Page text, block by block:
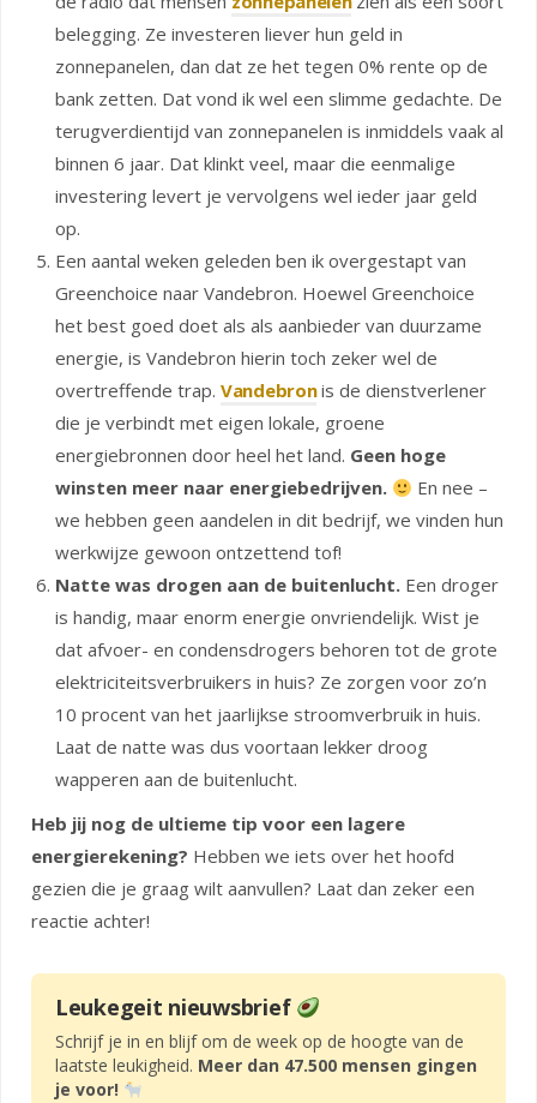
belegging. Ze investeren liever hun geld in
zonnepanelen, dan dat ze het tegen 0% rente op de
bank zetten. Dat vond ik wel een slimme gedachte. De
terugverdientijd van zonnepanelen is inmiddels vaak al
binnen 6 jaar. Dat klinkt veel, maar die eenmalige
investering levert je vervolgens wel ieder jaar geld
op.
Een aantal weken geleden ben ik overgestapt van
Greenchoice naar Vandebron. Hoewel Greenchoice
het best goed doet als als aanbieder van duurzame
energie, is Vandebron hierin toch zeker wel de
overtreffende trap. Vandebronis de dienstverlener
die je verbindt met eigen lokale, groene
energiebronnen door heel het land. Geen hoge
winsten meer naar energiebedrijven.
En nee –
we hebben geen aandelen in dit bedrijf, we vinden hun
werkwijze gewoon ontzettend tof!
Natte was drogen aan de buitenlucht. Een droger
is handig, maar enorm energie onvriendelijk. Wist je
dat afvoer- en condensdrogers behoren tot de grote
elektriciteitsverbruikers in huis? Ze zorgen voor zo’n
10 procent van het jaarlijkse stroomverbruik in huis.
Laat de natte was dus voortaan lekker droog
wapperen aan de buitenlucht.
Heb jij nog de ultieme tip voor een lagere
energierekening? Hebben we iets over het hoofd
gezien die je graag wilt aanvullen? Laat dan zeker een
reactie achter!
Leukegeit nieuwsbrief
Schrijf je in en blijf om de week op de hoogte van de
laatste leukigheid. Meer dan 47.500 mensen gingen
je voor!